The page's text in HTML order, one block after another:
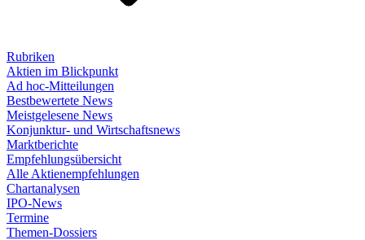
Rubriken
Aktien im Blickpunkt
Ad hoc-Mitteilungen
Bestbewertete News
Meistgelesene News
Konjunktur- und Wirtschaftsnews
Marktberichte
Empfehlungsübersicht
Alle Aktienempfehlungen
Chartanalysen
IPO-News
Termine
Themen-Dossiers